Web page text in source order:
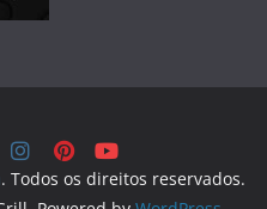
. Todos os direitos reservados.